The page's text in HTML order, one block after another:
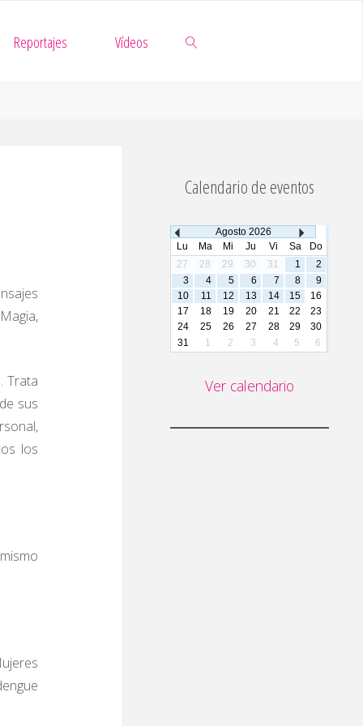
Reportajes Vídeos
Trata
sus
los
Calendario de eventos
Agosto 2026
Lu
Ma Mi Ju Vi Sa
Do
27
28 29 30 31 1
2
3
4 5 6 7 8
9
10
11 12 13 14 15
16
17
18 19 20 21 22
23
24
25 26 27 28 29
30
31
1 2 3 4 5 6
Ver calendario